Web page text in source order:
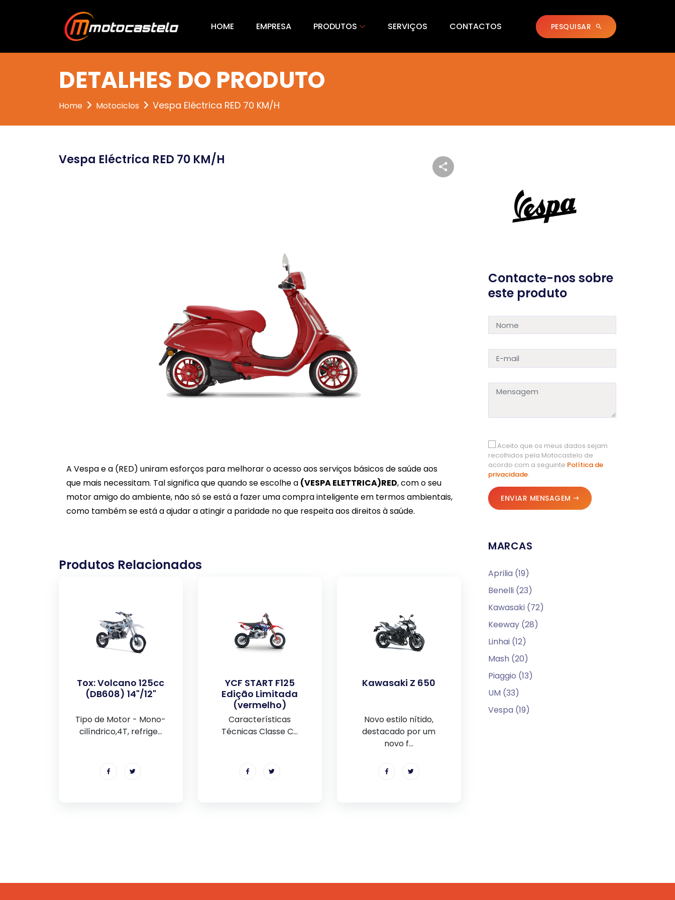
HOME EMPRESA PRODUTOS SERVIÇOS CONTACTOS PESQUISAR
DETALHES DO PRODUTO
Home Motociclos Vespa Eléctrica RED 70 KM/H
Vespa Eléctrica RED 70 KM/H
A Vespa e a (RED) uniram esforços para melhorar o acesso aos serviços básicos de saúde aos
que mais necessitam. Tal significa que quando se escolhe a (VESPA ELETTRICA)RED, com o seu
motor amigo do ambiente, não só se está a fazer uma compra inteligente em termos ambientais,
como também se está a ajudar a atingir a paridade no que respeita aos direitos à saúde.
Produtos Relacionados
Tox: Volcano 125cc
(DB608) 14"/12"
Tipo de Motor - Mono-
cilíndrico,4T, refrige...
YCF START F125
Edição Limitada
(vermelho)
Características
Técnicas Classe C...
Kawasaki Z 650
Novo estilo nítido,
destacado por um
novo f...
Contacte-nos sobre
este produto
Aceito que os meus dados sejam
recolhidos pela Motocastelo de
acordo com a seguinte Política de
privacidade.
ENVIAR MENSAGEM
MARCAS
Aprilia (19)
Benelli (23)
Kawasaki (72)
Keeway (28)
Linhai (12)
Mash (20)
Piaggio (13)
UM (33)
Vespa (19)